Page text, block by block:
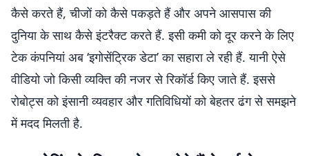
कैसे करते हैं, चीजों को कैसे पकड़ते हैं और अपने आसपास की
दुनिया के साथ कैसे इंटरैक्ट करते हैं. इसी कमी को दूर करने के लिए
टेक कंपनियां अब ‘इगोसेंट्रिक डेटा’ का सहारा ले रही हैं. यानी ऐसे
वीडियो जो किसी व्यक्ति की नजर से रिकॉर्ड किए जाते हैं. इससे
रोबोट्स को इंसानी व्यवहार और गतिविधियों को बेहतर ढंग से समझने
में मदद मिलती है.